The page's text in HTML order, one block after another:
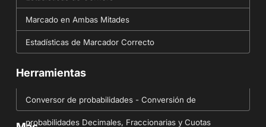
Marcado en Ambas Mitades
Estadísticas de Marcador Correcto
Herramientas
Conversor de probabilidades - Conversión de
probabilidades Decimales, Fraccionarias y Cuotas